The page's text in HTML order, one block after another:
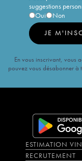
suggestions
Oui
Non
JE
En vous inscrivant, vous
pouvez vous désabonner à
ESTIMATION
RECRUTEMENT